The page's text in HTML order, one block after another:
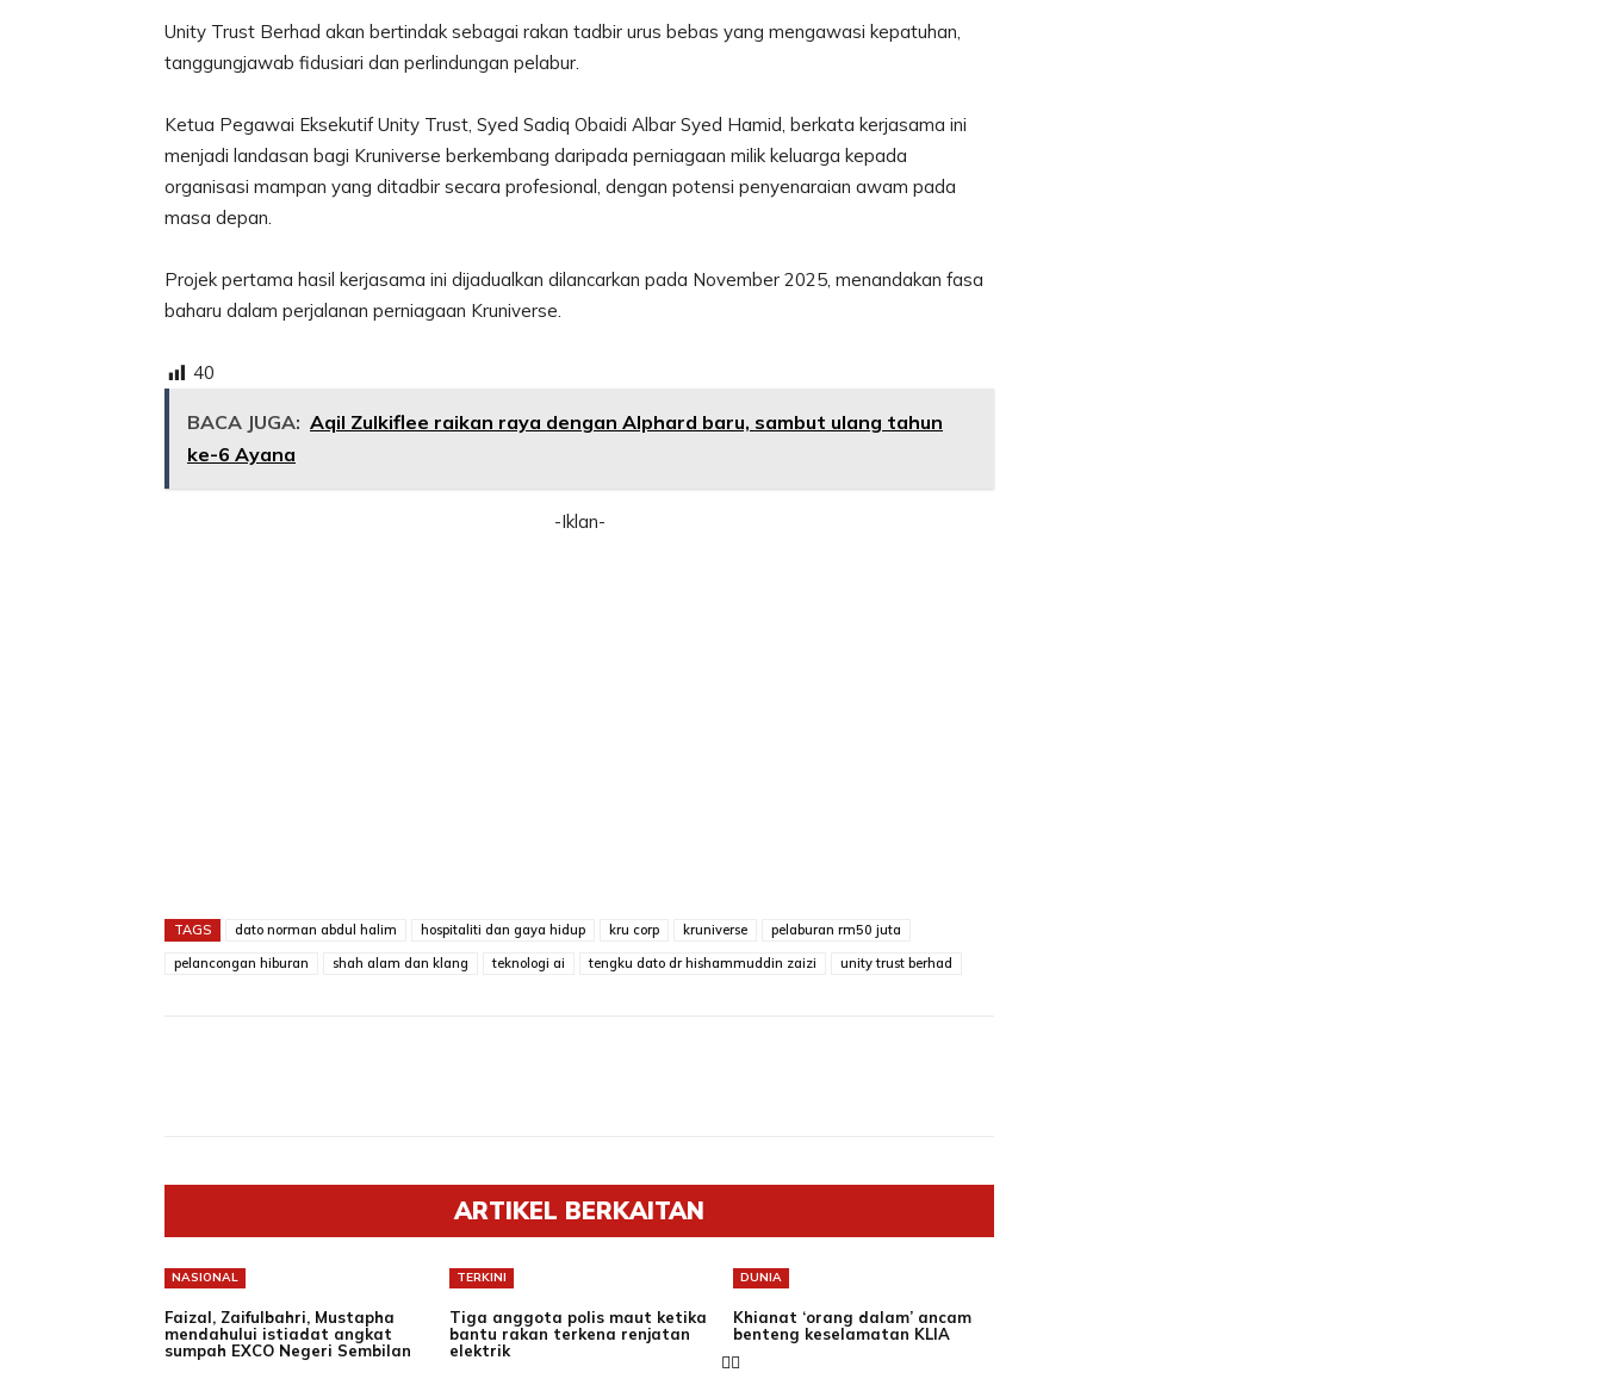
Unity Trust Berhad akan bertindak sebagai rakan tadbir urus bebas yang mengawasi kepatuhan,
tanggungjawab fidusiari dan perlindungan pelabur.
Ketua Pegawai Eksekutif Unity Trust, Syed Sadiq Obaidi Albar Syed Hamid, berkata kerjasama ini
menjadi landasan bagi Kruniverse berkembang daripada perniagaan milik keluarga kepada
organisasi mampan yang ditadbir secara profesional, dengan potensi penyenaraian awam pada
masa depan.
Projek pertama hasil kerjasama ini dijadualkan dilancarkan pada November 2025, menandakan fasa
baharu dalam perjalanan perniagaan Kruniverse.
40
BACA JUGA: Aqil Zulkiflee raikan raya dengan Alphard baru, sambut ulang tahun
ke-6 Ayana
-Iklan-
TAGS dato norman abdul halim hospitaliti dan gaya hidup kru corp kruniverse
pelaburan rm50 juta
pelancongan hiburan
shah alam dan klang teknologi ai tengku dato dr hishammuddin zaizi unity trust berhad
ARTIKEL BERKAITAN
NASIONAL
Faizal, Zaifulbahri, Mustapha
mendahului istiadat angkat
sumpah EXCO Negeri Sembilan
TERKINI
Tiga anggota polis maut ketika
bantu rakan terkena renjatan
elektrik
DUNIA
Khianat ‘orang dalam’ ancam
benteng keselamatan KLIA